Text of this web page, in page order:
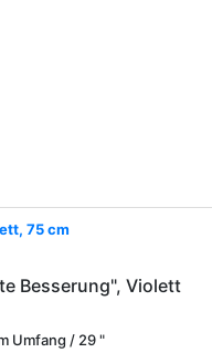
75 cm
Besserung", Violett
Umfang / 29 "